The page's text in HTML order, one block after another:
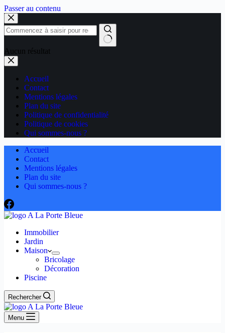
Passer au contenu
Aucun résultat
Accueil
Contact
Mentions légales
Plan du site
Politique de confidentialité
Politique de cookies
Qui sommes-nous ?
Accueil
Contact
Mentions légales
Plan du site
Qui sommes-nous ?
Immobilier
Jardin
Maison
Bricolage
Décoration
Piscine
Rechercher
Menu